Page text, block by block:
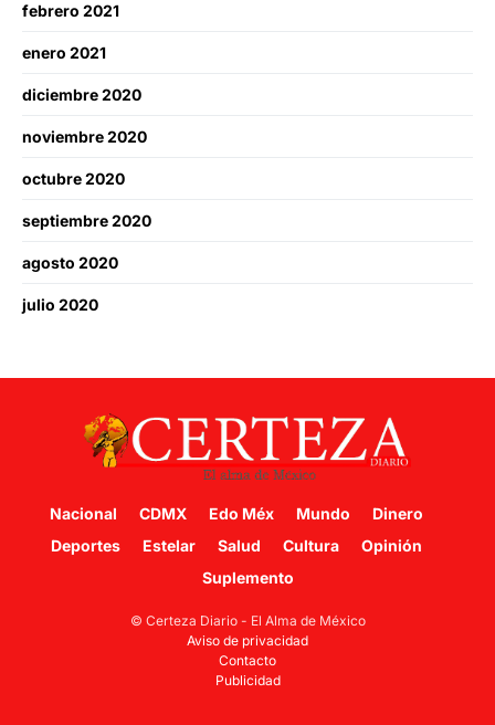
febrero 2021
enero 2021
diciembre 2020
noviembre 2020
octubre 2020
septiembre 2020
agosto 2020
julio 2020
Nacional CDMX Edo Méx Mundo
Dinero
Deportes
Estelar Salud Cultura
Opinión
Suplemento
© Certeza Diario - El Alma de México
Aviso de privacidad
Contacto
Publicidad